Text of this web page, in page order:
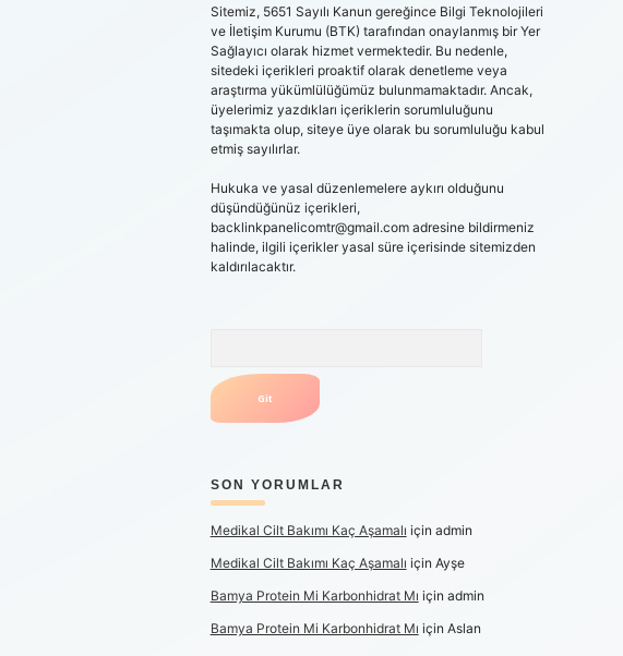
Sitemiz, 5651 Sayılı Kanun gereğince Bilgi Teknolojileri
ve İletişim Kurumu (BTK) tarafından onaylanmış bir Yer
Sağlayıcı olarak hizmet vermektedir. Bu nedenle,
sitedeki içerikleri proaktif olarak denetleme veya
araştırma yükümlülüğümüz bulunmamaktadır. Ancak,
üyelerimiz yazdıkları içeriklerin sorumluluğunu
taşımakta olup, siteye üye olarak bu sorumluluğu kabul
etmiş sayılırlar.
Hukuka ve yasal düzenlemelere aykırı olduğunu
düşündüğünüz içerikleri,
backlinkpanelicomtr@gmail.comadresine bildirmeniz
halinde, ilgili içerikler yasal süre içerisinde sitemizden
kaldırılacaktır.
SON YORUMLAR
Medikal Cilt Bakımı Kaç Aşamalı için admin
Medikal Cilt Bakımı Kaç Aşamalı için Ayşe
Bamya Protein Mi Karbonhidrat Mı için admin
Bamya Protein Mi Karbonhidrat Mı için Aslan